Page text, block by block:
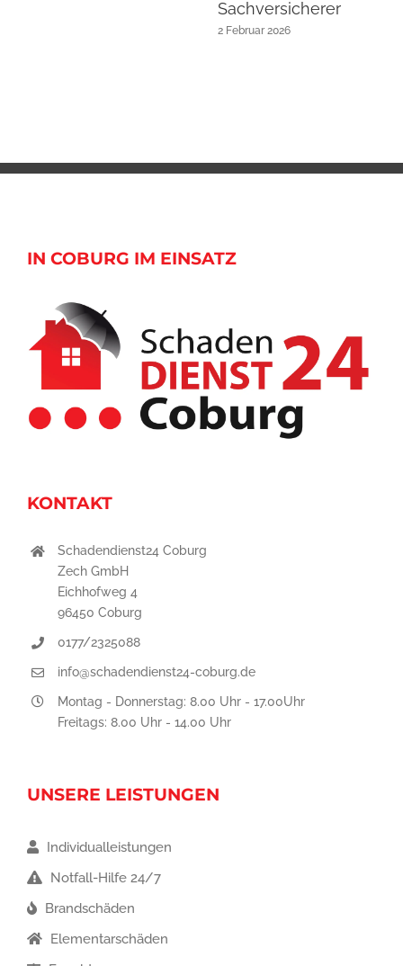
Sachversicherer
2 Februar 2026
IN COBURG IM EINSATZ
KONTAKT
Schadendienst24 Coburg
Zech GmbH
Eichhofweg 4
96450 Coburg
0177/2325088
info@schadendienst24-coburg.de
Montag - Donnerstag: 8.00 Uhr - 17.00Uhr
Freitags: 8.00 Uhr - 14.00 Uhr
UNSERE LEISTUNGEN
Individualleistungen
Notfall-Hilfe 24/7
Brandschäden
Elementarschäden